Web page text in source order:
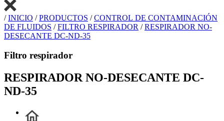
/INICIO /PRODUCTOS /CONTROL DE CONTAMINACIÓN
DE FLUIDOS /FILTRO RESPIRADOR /RESPIRADOR NO-
DESECANTE DC-ND-35
Filtro respirador
RESPIRADOR NO-DESECANTE DC-
ND-35